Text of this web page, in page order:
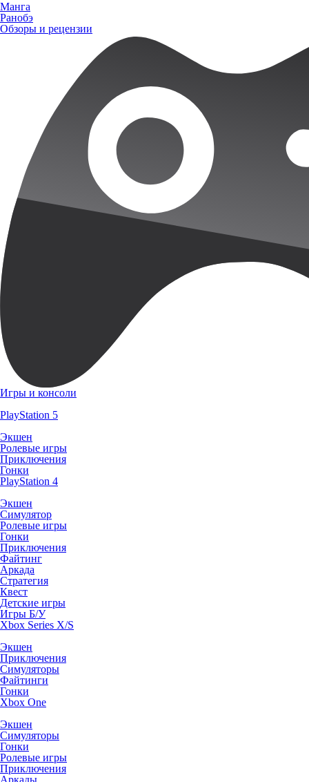
Манга
Ранобэ
Обзоры и рецензии
Игры и консоли
PlayStation 5
Экшен
Ролевые игры
Приключения
Гонки
PlayStation 4
Экшен
Симулятор
Ролевые игры
Гонки
Приключения
Файтинг
Аркада
Стратегия
Квест
Детские игры
Игры Б/У
Xbox Series X/S
Экшен
Приключения
Симуляторы
Файтинги
Гонки
Xbox One
Экшен
Симуляторы
Гонки
Ролевые игры
Приключения
Аркады